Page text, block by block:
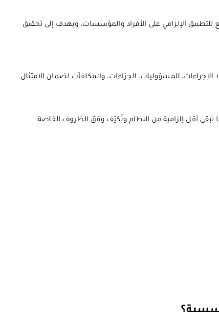
الإلزامي على الأفراد والمؤسسات، ويهدف إلى تحقيق
المسؤوليات، الجزاءات، والمكافآت لضمان الامتثال.
أقل إلزامية من النظام وتُكيّف وفق الظروف الخاصة.